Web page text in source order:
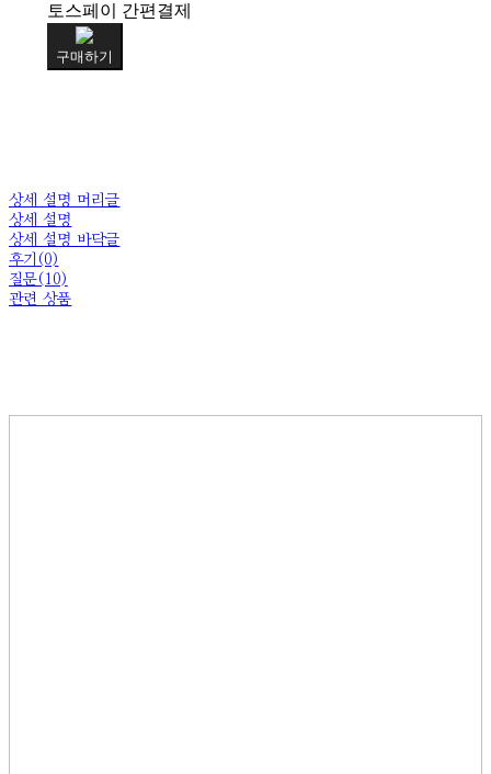
토스페이 간편결제
구매하기
상세 설명 머리글
상세 설명
상세 설명 바닥글
후기(0)
질문(10)
관련 상품